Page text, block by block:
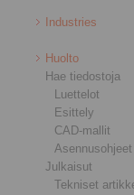
Industries
Huolto
Hae tiedostoja
Luettelot
Esittely
CAD-mallit
Asennusohjeet
Julkaisut
Tekniset